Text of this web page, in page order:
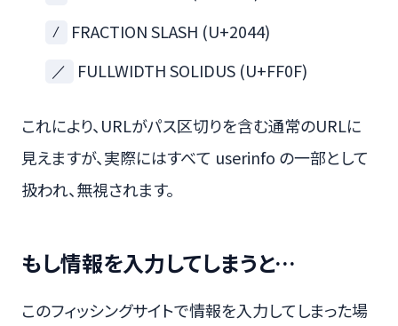
⁄ FRACTION SLASH (U+2044)
／ FULLWIDTH SOLIDUS (U+FF0F)
これにより、URLがパス区切りを含む通常のURLに
見えますが、実際にはすべて userinfo の一部として
扱われ、無視されます。
もし情報を入力してしまうと…
このフィッシングサイトで情報を入力してしまった場